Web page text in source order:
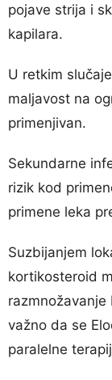
pojave strija i
kapilara.
U retkim
maljavost na
primenjivan.
Sekundarne
rizik kod
primene leka
Suzbijanjem
kortikosteroid
važno da se
paralelne